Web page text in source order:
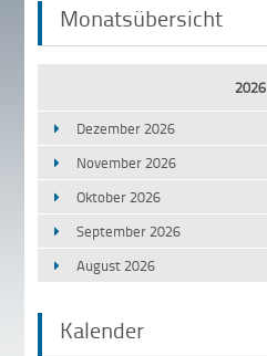
Monatsübersicht
2026
Dezember 2026
November 2026
Oktober 2026
September 2026
August 2026
Kalender